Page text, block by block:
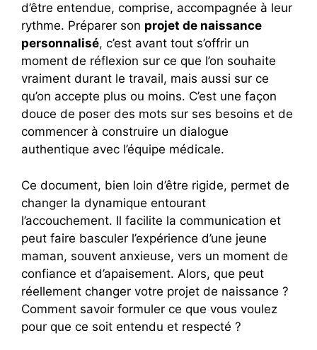
d’être entendue, comprise, accompagnée à leur
rythme. Préparer son projet de naissance
personnalisé, c’est avant tout s’offrir un
moment de réflexion sur ce que l’on souhaite
vraiment durant le travail, mais aussi sur ce
qu’on accepte plus ou moins. C’est une façon
douce de poser des mots sur ses besoins et de
commencer à construire un dialogue
authentique avec l’équipe médicale.
Ce document, bien loin d’être rigide, permet de
changer la dynamique entourant
l’accouchement. Il facilite la communication et
peut faire basculer l’expérience d’une jeune
maman, souvent anxieuse, vers un moment de
confiance et d’apaisement. Alors, que peut
réellement changer votre projet de naissance ?
Comment savoir formuler ce que vous voulez
pour que ce soit entendu et respecté ?